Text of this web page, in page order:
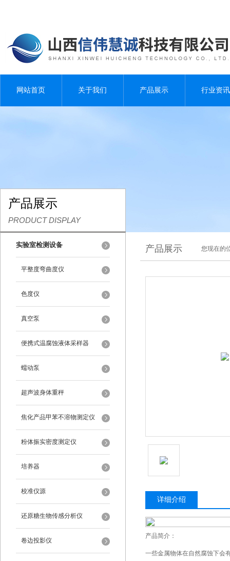
网站首页 关于我们 产品展示 行业资讯
产品展示
PRODUCT DISPLAY
实验室检测设备
平整度弯曲度仪
色度仪
真空泵
便携式温腐蚀液体采样器
蠕动泵
超声波身体重秤
焦化产品甲苯不溶物测定仪
粉体振实密度测定仪
培养器
校准仪源
还原糖生物传感分析仪
卷边投影仪
产品展示 您现在的
详细介绍
产品简介：
一些金属物体在自然腐蚀下会